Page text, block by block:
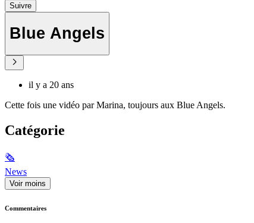
Suivre
Blue Angels
il y a 20 ans
Cette fois une vidéo par Marina, toujours aux Blue Angels.
Catégorie
🗞
News
Voir moins
Commentaires